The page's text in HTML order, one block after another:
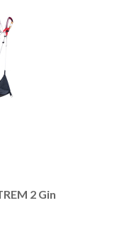
2 Gin